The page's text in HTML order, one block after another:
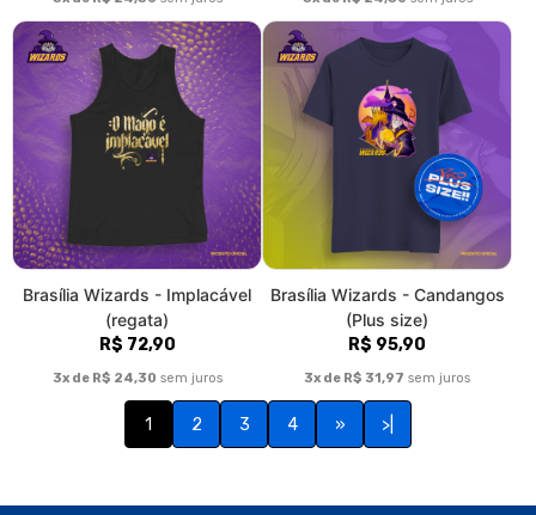
Fale conoscoTrocas / Devoluções
Rastrear Pedido
Política de Troca e Devolução
Denuncie o Uso Ilegal de Marcas
Sobre nós
Somos uma marca colaborativa que investe em parcerias para
desenvolver produtos originais e focados no universo esportivo.
Nosso lema é esporte, e nossa missão, construir um grande time
de ilustradores criativos focados em fomentar o mercado com
trabalhos autorias, que sejam feitos de fã pra fã. Se a sua
paixão é Futebol Americano, Basquete, Fórmula 1, ou qualquer
outro esporte... seu lugar é aqui.
© Dados do vendedor: CNPJ 48.374.460/0001-06